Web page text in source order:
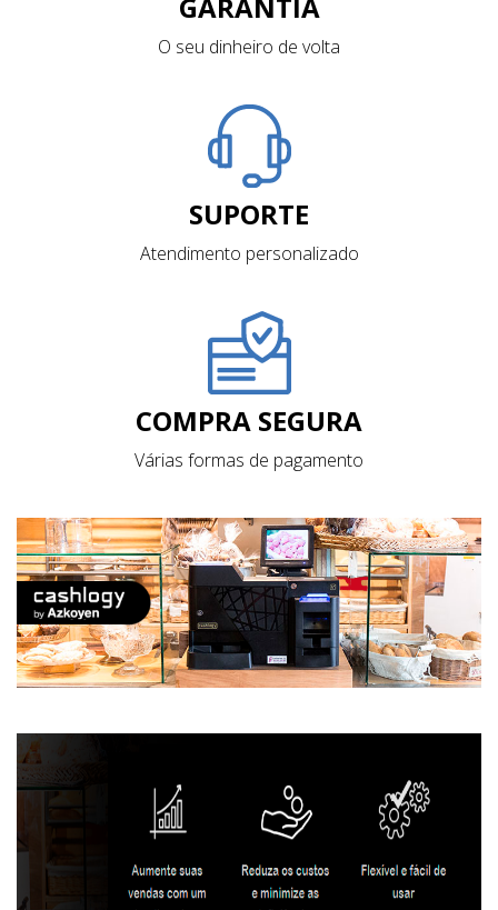
O seu dinheiro de volta
SUPORTE
Atendimento personalizado
COMPRA SEGURA
Várias formas de pagamento